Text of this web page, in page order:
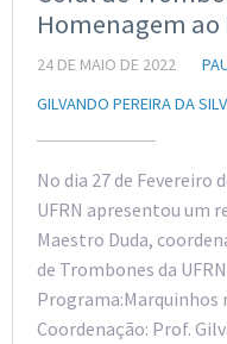
Homenagem ao
24 DE MAIO DE 2022
GILVANDO PEREIRA DA
No dia 27 de Fevereiro
UFRN apresentou um
Maestro Duda,
de Trombones da
Programa:Marquinhos
Coordenação: Prof.